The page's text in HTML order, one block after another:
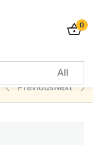
0
PreviousNext